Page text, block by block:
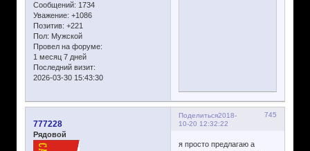
Сообщений: 1734
Уважение: +1086
Позитив: +221
Пол: Мужской
Провел на форуме:
1 месяц 7 дней
Последний визит:
2026-03-30 15:43:30
Поделиться 745
2018-
10-20 12:32:22
777228
Рядовой
я просто предлагаю а